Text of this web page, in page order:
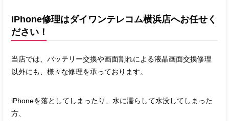
iPhone修理はダイワンテレコム横浜店へお任せく
ださい！
当店では、バッテリー交換や画面割れによる液晶画面交換修理
以外にも、様々な修理を承っております。
iPhoneを落としてしまったり、水に濡らして水没してしまった
方、